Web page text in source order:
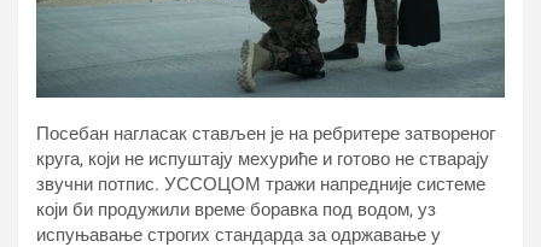
Посебан нагласак стављен је на ребритере затвореног
круга, који не испуштају мехуриће и готово не стварају
звучни потпис. УССОЦОМ тражи напредније системе
који би продужили време боравка под водом, уз
испуњавање строгих стандарда за одржавање у